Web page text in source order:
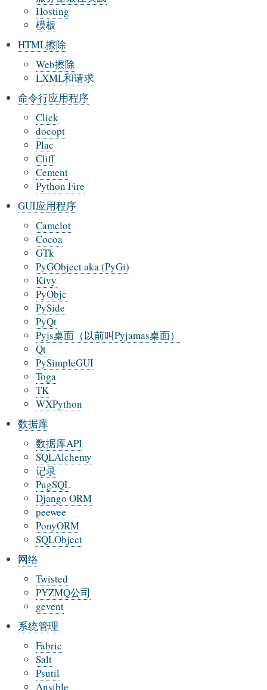
Hosting
模板
HTML擦除
Web擦除
LXML和请求
命令行应用程序
Click
docopt
Plac
Cliff
Cement
Python Fire
GUI应用程序
Camelot
Cocoa
GTk
PyGObject aka (PyGi)
Kivy
PyObjc
PySide
PyQt
Pyjs桌面（以前叫Pyjamas桌面）
Qt
PySimpleGUI
Toga
TK
WXPython
数据库
数据库API
SQLAlchemy
记录
PugSQL
Django ORM
peewee
PonyORM
SQLObject
网络
Twisted
PYZMQ公司
gevent
系统管理
Fabric
Salt
Psutil
Ansible